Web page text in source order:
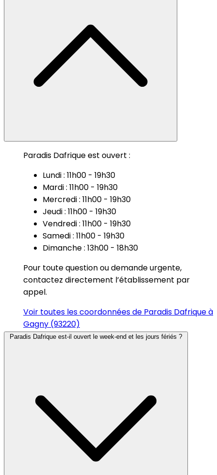
Paradis Dafrique est ouvert :
Lundi : 11h00 - 19h30
Mardi : 11h00 - 19h30
Mercredi : 11h00 - 19h30
Jeudi : 11h00 - 19h30
Vendredi : 11h00 - 19h30
Samedi : 11h00 - 19h30
Dimanche : 13h00 - 18h30
Pour toute question ou demande urgente,
contactez directement l’établissement par
appel.
Voir toutes les coordonnées de Paradis Dafrique à
Gagny (93220)
Paradis Dafrique est-il ouvert le week-end et les jours fériés ?